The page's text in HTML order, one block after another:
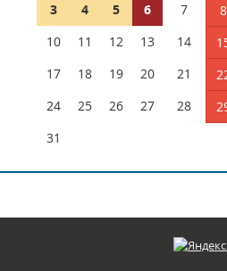
3
4 5 6 7 8
10
11 12 13 14
17
18 19 20 21
24
25 26 27 28
31